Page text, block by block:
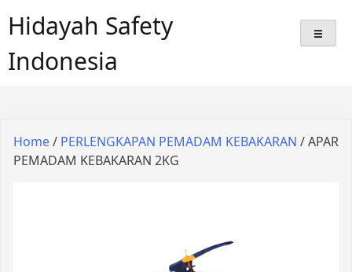
Hidayah Safety
Indonesia
Home/ PERLENGKAPAN PEMADAM KEBAKARAN / APAR
PEMADAM KEBAKARAN 2KG